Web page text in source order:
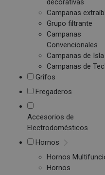
decorativas
Campanas
Grupo filtrante
Campanas
Convencionales
Campanas de Isla
Campanas de
Grifos
Fregaderos
Accesorios de
Electrodomésticos
Hornos
Hornos
Hornos